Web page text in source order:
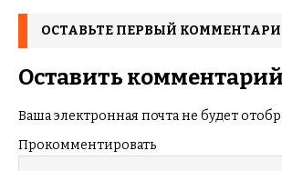
ОСТАВЬТЕ ПЕРВЫЙ
Оставить комментарий
Ваша электронная почта не будет
Прокомментировать